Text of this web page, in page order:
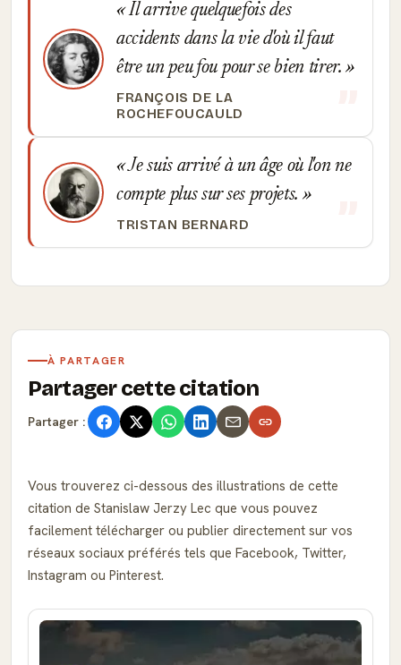
Il arrive quelquefois des
accidents dans la vie d'où il faut
être un peu fou pour se bien tirer.
FRANÇOIS DE LA
ROCHEFOUCAULD
Je suis arrivé à un âge où l'on ne
compte plus sur ses projets.
TRISTAN BERNARD
À PARTAGER
Partager cette citation
Partager :
Vous trouverez ci-dessous des illustrations de cette
citation de Stanislaw Jerzy Lec que vous pouvez
facilement télécharger ou publier directement sur vos
réseaux sociaux préférés tels que Facebook, Twitter,
Instagram ou Pinterest.